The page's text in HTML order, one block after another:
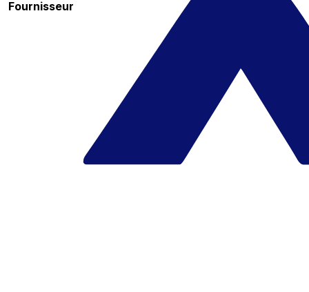
Fournisseur